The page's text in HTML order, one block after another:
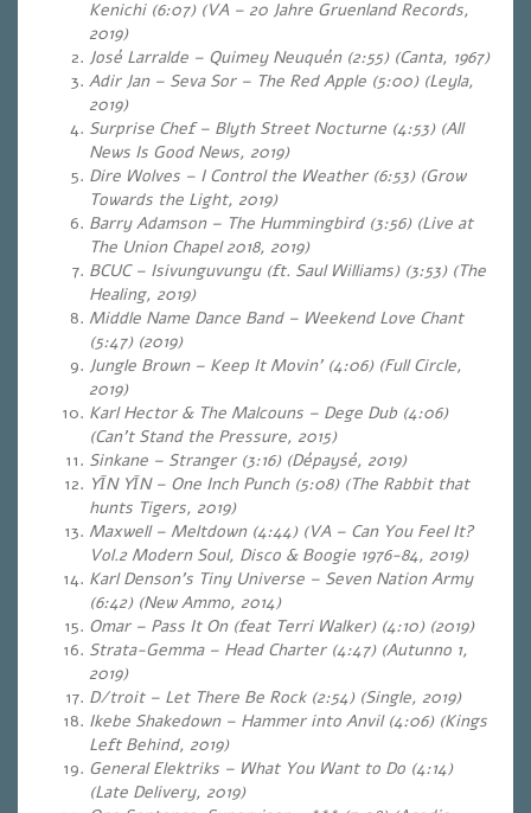
Kenichi (6:07) (VA – 20 Jahre Gruenland Records,
2019)
José Larralde – Quimey Neuquén (2:55) (Canta, 1967)
Adir Jan – Seva Sor – The Red Apple (5:00) (Leyla,
2019)
Surprise Chef – Blyth Street Nocturne (4:53) (All
News Is Good News, 2019)
Dire Wolves – I Control the Weather (6:53) (Grow
Towards the Light, 2019)
Barry Adamson – The Hummingbird (3:56) (Live at
The Union Chapel 2018, 2019)
BCUC – Isivunguvungu (ft. Saul Williams) (3:53) (The
Healing, 2019)
Middle Name Dance Band – Weekend Love Chant
(5:47) (2019)
Jungle Brown – Keep It Movin’ (4:06) (Full Circle,
2019)
Karl Hector & The Malcouns – Dege Dub (4:06)
(Can’t Stand the Pressure, 2015)
Sinkane – Stranger (3:16) (Dépaysé, 2019)
YĪN YĪN – One Inch Punch (5:08) (The Rabbit that
hunts Tigers, 2019)
Maxwell – Meltdown (4:44) (VA – Can You Feel It?
Vol.2 Modern Soul, Disco & Boogie 1976-​84, 2019)
Karl Denson’s Tiny Universe – Seven Nation Army
(6:42) (New Ammo, 2014)
Omar – Pass It On (feat Terri Walker) (4:10) (2019)
Strata-Gemma – Head Charter (4:47) (Autunno 1,
2019)
D/troit – Let There Be Rock (2:54) (Single, 2019)
Ikebe Shakedown – Hammer into Anvil (4:06) (Kings
Left Behind, 2019)
General Elektriks – What You Want to Do (4:14)
(Late Delivery, 2019)